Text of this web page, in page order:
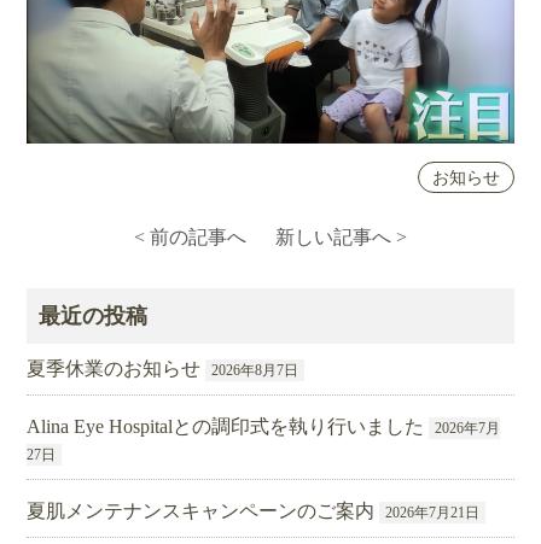
お知らせ
< 前の記事へ 新しい記事へ >
最近の投稿
夏季休業のお知らせ 2026年8月7日
Alina Eye Hospitalとの調印式を執り行いました
2026年7月
27日
夏肌メンテナンスキャンペーンのご案内 2026年7月21日